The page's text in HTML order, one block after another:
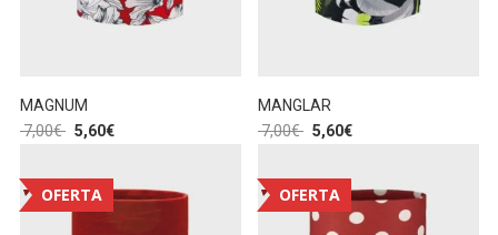
MAGNUM
7,00€ 5,60€
MANGLAR
7,00€ 5,60€
OFERTA OFERTA